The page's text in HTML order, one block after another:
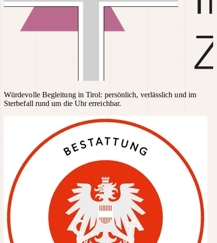
Würdevolle Begleitung in Tirol: persönlich, verlässlich und im
Sterbefall rund um die Uhr erreichbar.